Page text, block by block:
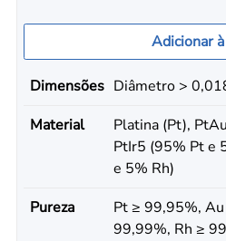
Adicionar
Dimensões Diâmetro >
Material
Platina (Pt),
PtIr5 (95% Pt e
e 5% Rh)
Pureza
Pt ≥ 99,95%,
99,99%, Rh ≥